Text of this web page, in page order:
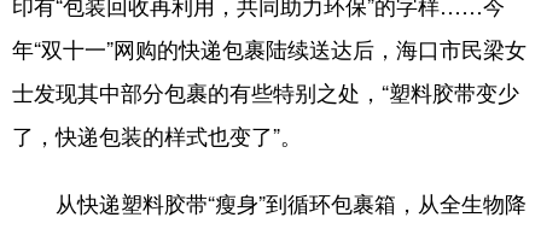
年“双十一”网购的快递包裹陆续送达后，海口市民梁女
士发现其中部分包裹的有些特别之处，“塑料胶带变少
了，快递包装的样式也变了”。
从快递塑料胶带“瘦身”到循环包裹箱，从全生物降